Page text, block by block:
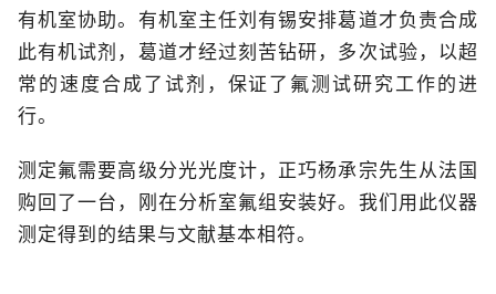
有机室协助。有机室主任刘有锡安排葛道才负责合成
此有机试剂，葛道才经过刻苦钻研，多次试验，以超
常的速度合成了试剂，保证了氟测试研究工作的进
行。
测定氟需要高级分光光度计，正巧杨承宗先生从法国
购回了一台，刚在分析室氟组安装好。我们用此仪器
测定得到的结果与文献基本相符。